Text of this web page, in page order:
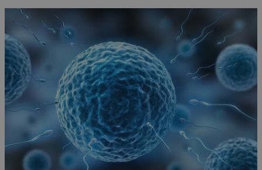
měla být jen jednou z generálek před samotným
návratem lidí na Měsíc. Nakonec se […]